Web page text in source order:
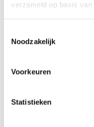
verzameld op basis
Noodzakelijk
Voorkeuren
Statistieken
Ontstekingskit:91360